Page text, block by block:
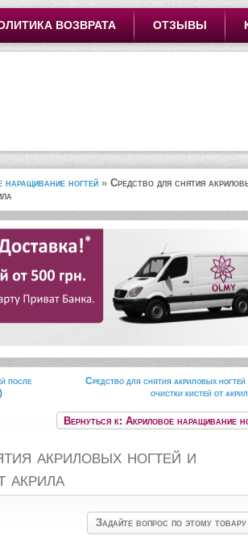
ВОЗВРАТА ОТЗЫВЫ
наращивание ногтей » Средство для снятия
после
Средство для снятия акриловых ногтей
очистки кистей от
Вернуться к: Акриловое наращивание
акриловых ногтей и
акрила
Задайте вопрос по этому товару